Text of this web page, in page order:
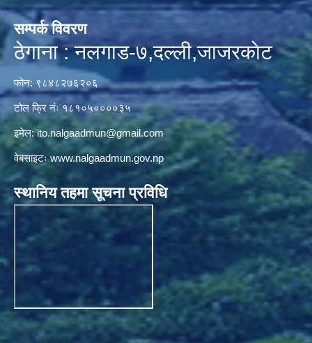
सम्पर्क विवरण
ठेगाना : नलगाड-७,दल्ली,जाजरकाेट
फोन: ९८४८२७६२०६
टोल फ्रि नंः १८१०५००००३५
इमेल:ito.nalgaadmun@gmail.com
वेबसाइटःwww.nalgaadmun.gov.np
स्थानिय तहमा सूचना प्रविधि